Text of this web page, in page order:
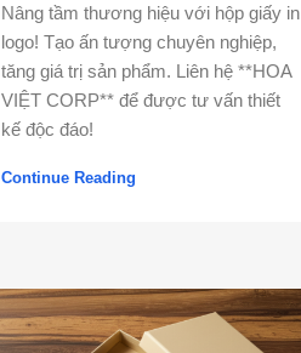
Nâng tầm thương hiệu với hộp giấy in
logo! Tạo ấn tượng chuyên nghiệp,
tăng giá trị sản phẩm. Liên hệ **HOA
VIỆT CORP** để được tư vấn thiết
kế độc đáo!
Continue Reading